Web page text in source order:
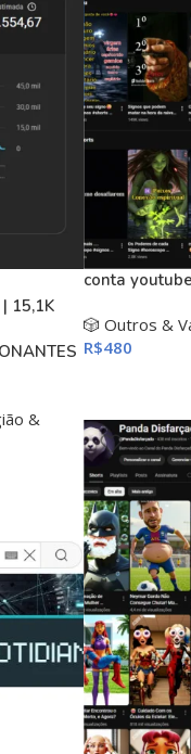
15,1K
&
conta
🎲 Outros &
R$480